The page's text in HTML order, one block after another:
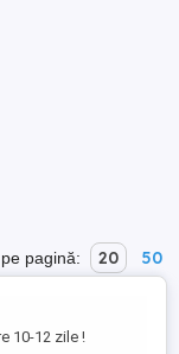
pagină: 20 50
10-12 zile !